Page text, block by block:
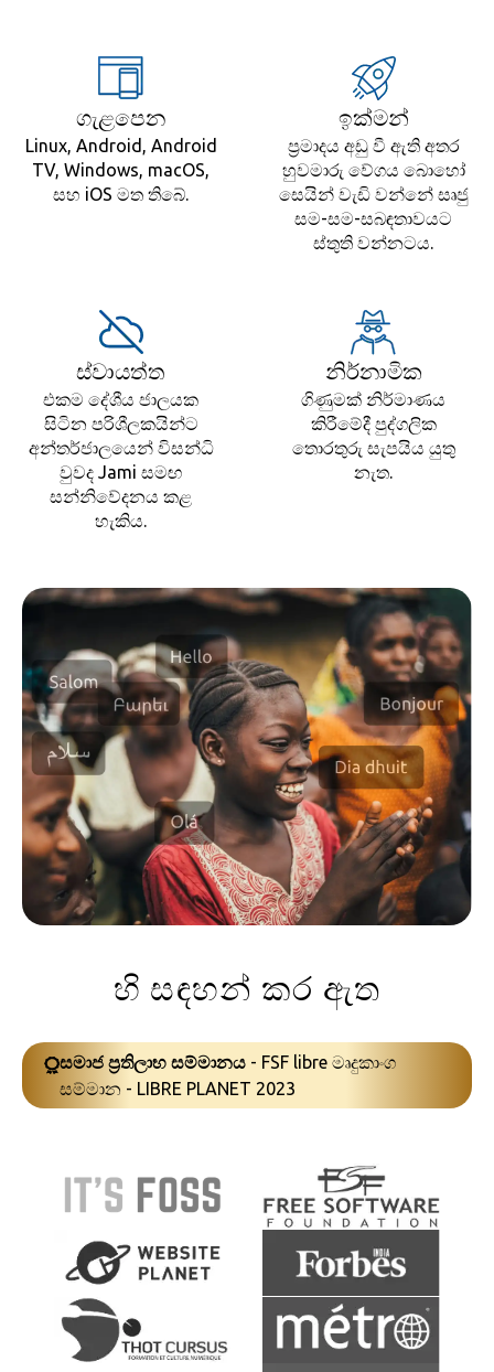
ගැළපෙන
Linux, Android, Android
TV, Windows, macOS,
සහ iOS මත තිබේ.
ඉක්මන්
ප්‍රමාදය අඩු වී ඇති අතර
හුවමාරු වේගය බොහෝ
සෙයින් වැඩි වන්නේ සෘජු
සම-සම-සබඳතාවයට
ස්තුති වන්නටය.
ස්වායත්ත
එකම දේශීය ජාලයක
සිටින පරිශීලකයින්ට
අන්තර්ජාලයෙන් විසන්ධි
වුවද Jami සමඟ
සන්නිවේදනය කළ
හැකිය.
නිර්නාමික
ගිණුමක් නිර්මාණය
කිරීමේදී පුද්ගලික
තොරතුරු සැපයිය යුතු
නැත.
හි සඳහන් කර ඇත
සමාජ ප්‍රතිලාභ සම්මානය- FSF libre මෘදුකාංග
සම්මාන - LIBRE PLANET 2023